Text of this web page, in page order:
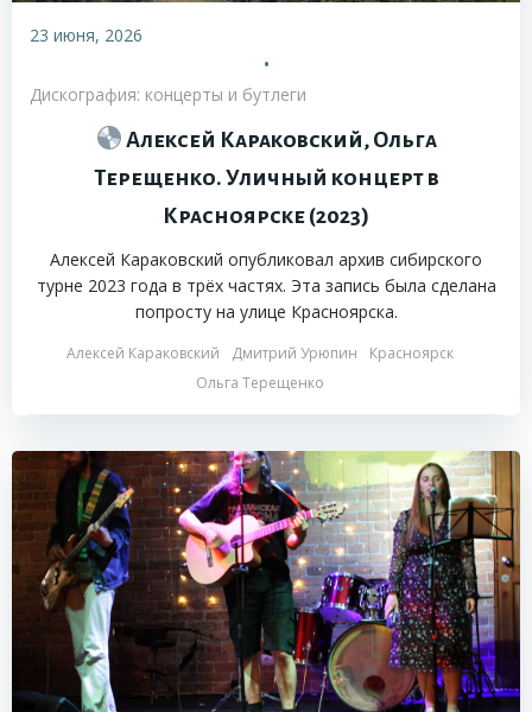
23 июня, 2026
•
Дискография: концерты и бутлеги
Алексей Караковский, Ольга
Терещенко. Уличный концерт в
Красноярске (2023)
Алексей Караковский опубликовал архив сибирского
турне 2023 года в трёх частях. Эта запись была сделана
попросту на улице Красноярска.
Алексей Караковский Дмитрий Урюпин
Красноярск
Ольга Терещенко